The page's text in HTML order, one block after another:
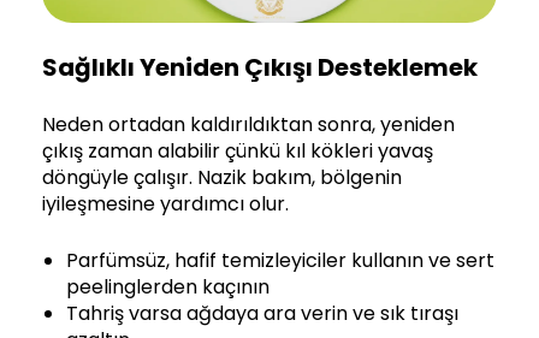
Sağlıklı Yeniden Çıkışı Desteklemek
Neden ortadan kaldırıldıktan sonra, yeniden
çıkış zaman alabilir çünkü kıl kökleri yavaş
döngüyle çalışır. Nazik bakım, bölgenin
iyileşmesine yardımcı olur.
Parfümsüz, hafif temizleyiciler kullanın ve sert
peelinglerden kaçının
Tahriş varsa ağdaya ara verin ve sık tıraşı